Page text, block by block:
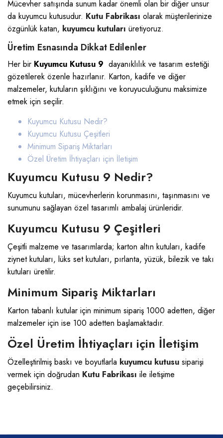
Mücevher satışında sunum kadar önemli olan bir diğer unsur
da kuyumcu kutusudur. Kutu Fabrikası olarak müşterilerinize
özgünlük katan, kuyumcu kutuları üretiyoruz.
Üretim Esnasında Dikkat Edilenler
Her bir Kuyumcu Kutusu 9 dayanıklılık ve tasarım estetiği
gözetilerek özenle hazırlanır. Karton, kadife ve diğer
malzemeler, kutuların şıklığını ve koruyuculuğunu maksimize
etmek için seçilir.
Kuyumcu Kutusu Nedir?
Kuyumcu Kutusu Çeşitleri
Minimum Sipariş Miktarları
Özel Üretim İhtiyaçları için İletişim
Kuyumcu Kutusu 9 Nedir?
Kuyumcu kutuları, mücevherlerin korunmasını, taşınmasını ve
sunumunu sağlayan özel tasarımlı ambalaj ürünleridir.
Kuyumcu Kutusu 9 Çeşitleri
Çeşitli malzeme ve tasarımlarda; karton altın kutuları, kadife
ziynet kutuları, lüks set kutuları, pırlanta, yüzük, bilezik ve takı
kutuları üretilir.
Minimum Sipariş Miktarları
Karton tabanlı kutular için minimum sipariş 1000 adetten, diğer
malzemeler için ise 100 adetten başlamaktadır.
Özel Üretim İhtiyaçları için İletişim
Özelleştirilmiş baskı ve boyutlarla kuyumcu kutusu siparişi
vermek için doğrudan Kutu Fabrikası ile iletişime
geçebilirsiniz.